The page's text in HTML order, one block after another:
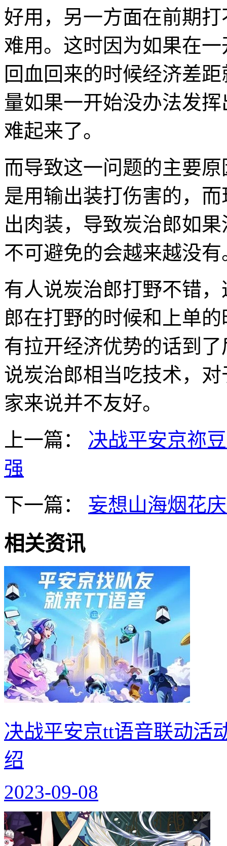
好用，另一方面在前期
难用。这时因为如果在
回血回来的时候经济差
量如果一开始没办法发
难起来了。
而导致这一问题的主要
是用输出装打伤害的，
出肉装，导致炭治郎如
不可避免的会越来越没有
有人说炭治郎打野不错
郎在打野的时候和上单
有拉开经济优势的话到
说炭治郎相当吃技术，
家来说并不友好。
上一篇：
决战平安京祢
强
下一篇：
妄想山海烟花
相关资讯
决战平安京tt语音联动活
绍
2023-09-08